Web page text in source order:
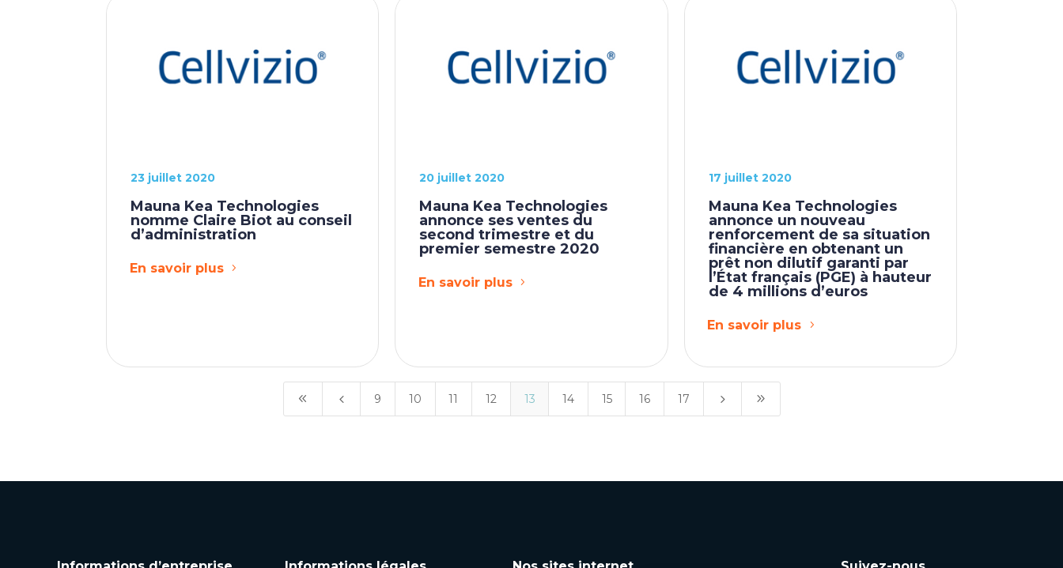
23 juillet 2020
Mauna Kea Technologies
nomme Claire Biot au conseil
d’administration
En savoir plus
20 juillet 2020
Mauna Kea Technologies
annonce ses ventes du
second trimestre et du
premier semestre 2020
En savoir plus
17 juillet 2020
Mauna Kea Technologies
annonce un nouveau
renforcement de sa situation
financière en obtenant un
prêt non dilutif garanti par
l’État français (PGE) à hauteur
de 4 millions d’euros
En savoir plus
8 4 9 10 11 12 13 14 15 16 17 5 9